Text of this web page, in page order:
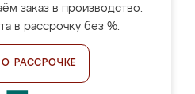
заказ в производство.
в рассрочку без %.
О РАССРОЧКЕ